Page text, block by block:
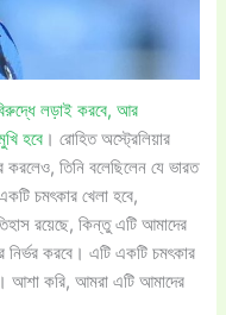
লড়াই করবে, আর
হবে । রোহিত অস্ট্রেলিয়ার
করলেও, তিনি বলেছিলেন যে ভারত
চমৎকার খেলা হবে,
রয়েছে, কিন্তু এটি আমাদের
নির্ভর করবে। এটি একটি চমৎকার
আশা করি, আমরা এটি আমাদের